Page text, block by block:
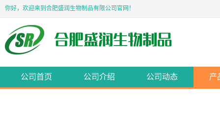
你好，欢迎来到合肥盛润生物制品有限公司官网！
公司首页 公司介绍 公司动态 产